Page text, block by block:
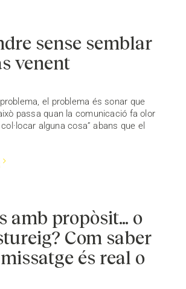
sense semblar
venent
el problema és sonar que
passa quan la comunicació fa olor
alguna cosa” abans que el
amb propòsit… o
Com saber
és real o